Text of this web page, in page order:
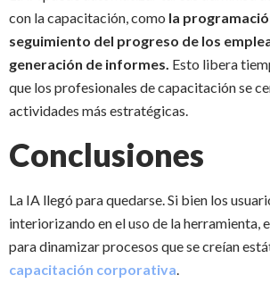
con la capacitación, como la
seguimiento del progreso de los
generación de informes. Esto libera
que los profesionales de capacitación se
actividades más estratégicas.
Conclusiones
La IA llegó para quedarse. Si bien los
interiorizando en el uso de la herramienta,
para dinamizar procesos que se creían
capacitación corporativa